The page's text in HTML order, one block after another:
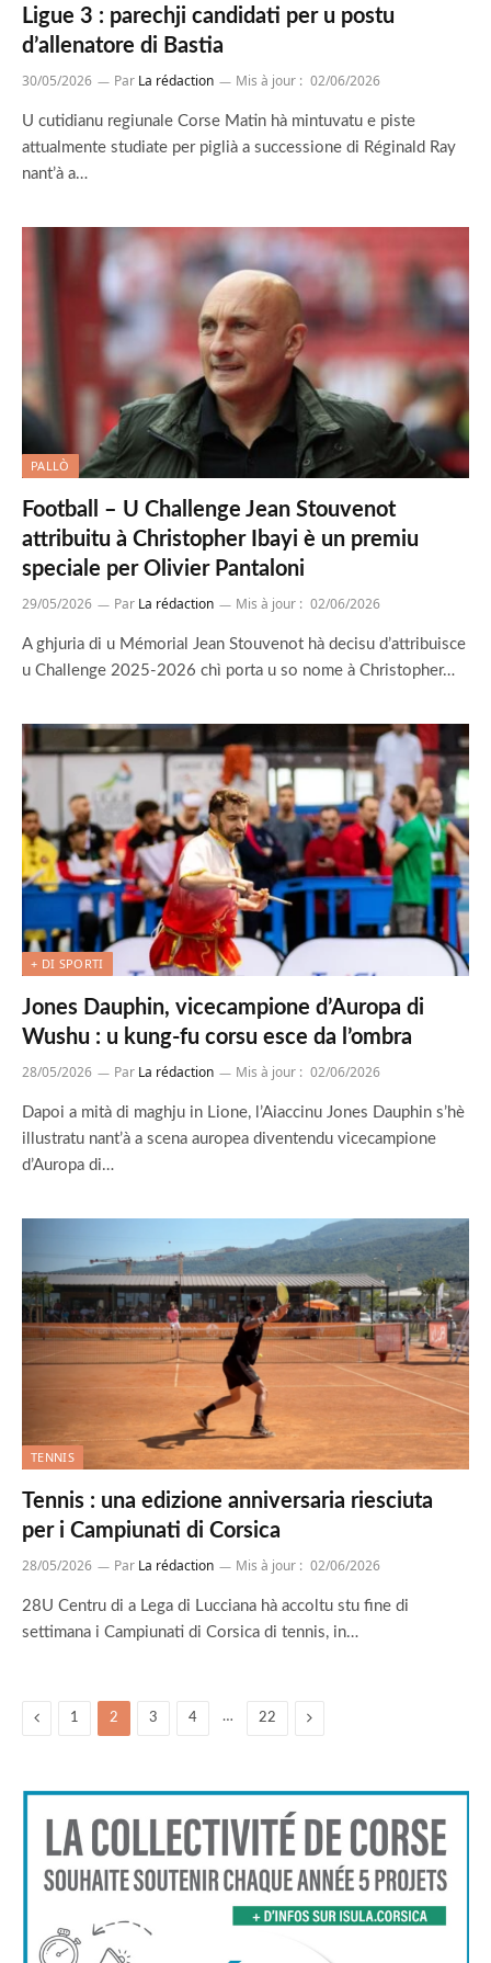
Ligue 3 : parechji candidati per u postu
d’allenatore di Bastia
30/05/2026 Par La rédaction Mis à jour : 02/06/2026
U cutidianu regiunale Corse Matin hà mintuvatu e piste
attualmente studiate per piglià a successione di Réginald Ray
nant’à a…
PALLÒ
Football – U Challenge Jean Stouvenot
attribuitu à Christopher Ibayi è un premiu
speciale per Olivier Pantaloni
29/05/2026 Par La rédaction Mis à jour : 02/06/2026
A ghjuria di u Mémorial Jean Stouvenot hà decisu d’attribuisce
u Challenge 2025-2026 chì porta u so nome à Christopher…
+ DI SPORTI
Jones Dauphin, vicecampione d’Auropa di
Wushu : u kung-fu corsu esce da l’ombra
28/05/2026 Par La rédaction Mis à jour : 02/06/2026
Dapoi a mità di maghju in Lione, l’Aiaccinu Jones Dauphin s’hè
illustratu nant’à a scena auropea diventendu vicecampione
d’Auropa di…
TENNIS
Tennis : una edizione anniversaria riesciuta
per i Campiunati di Corsica
28/05/2026 Par La rédaction Mis à jour : 02/06/2026
28U Centru di a Lega di Lucciana hà accoltu stu fine di
settimana i Campiunati di Corsica di tennis, in…
Previous
1 2 3 4 … 22 Suivant